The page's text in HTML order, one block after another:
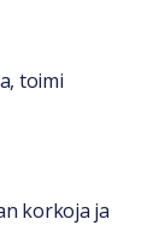
toimi
korkoja ja